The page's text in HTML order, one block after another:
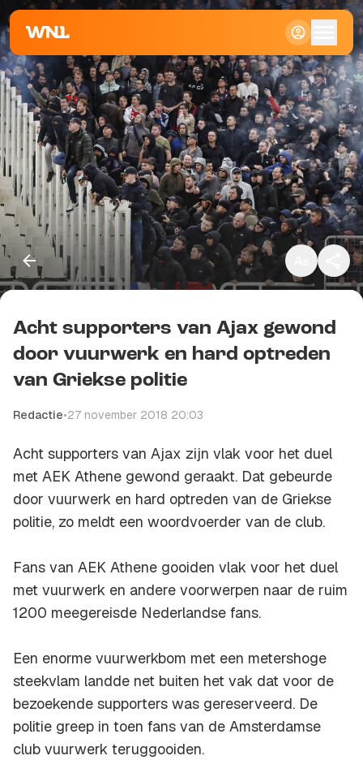
Klein
Standaard
Groot
Kopieer link
Acht supporters van Ajax gewond
door vuurwerk en hard optreden
van Griekse politie
Redactie•27 november 2018 20:03
Acht supporters van Ajax zijn vlak voor het duel
met AEK Athene gewond geraakt. Dat gebeurde
door vuurwerk en hard optreden van de Griekse
politie, zo meldt een woordvoerder van de club.
Fans van AEK Athene gooiden vlak voor het duel
met vuurwerk en andere voorwerpen naar de ruim
1200 meegereisde Nederlandse fans.
Een enorme vuurwerkbom met een metershoge
steekvlam landde net buiten het vak dat voor de
bezoekende supporters was gereserveerd. De
politie greep in toen fans van de Amsterdamse
club vuurwerk teruggooiden.